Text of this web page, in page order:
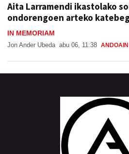
Aita Larramendi ikastolako
ondorengoen arteko
IN MEMORIAM
Jon Ander Ubeda abu 06, 11:38 ANDOAIN